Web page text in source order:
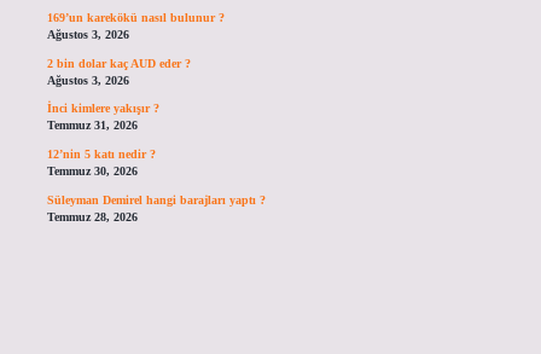
169’un karekökü nasıl bulunur ?
Ağustos 3, 2026
2 bin dolar kaç AUD eder ?
Ağustos 3, 2026
İnci kimlere yakışır ?
Temmuz 31, 2026
12’nin 5 katı nedir ?
Temmuz 30, 2026
Süleyman Demirel hangi barajları yaptı ?
Temmuz 28, 2026